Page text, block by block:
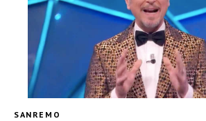
SANREMO